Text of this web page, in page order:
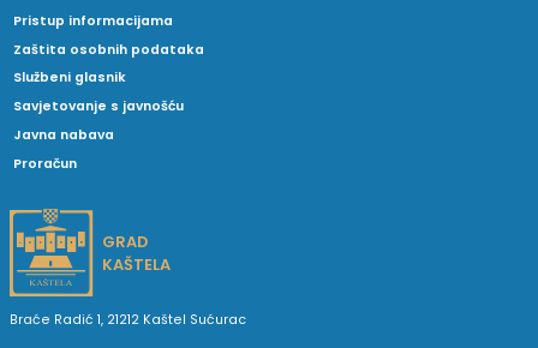
Pristup informacijama
Zaštita osobnih podataka
Službeni glasnik
Savjetovanje s javnošću
Javna nabava
Proračun
GRAD
KAŠTELA
Braće Radić 1, 21212 Kaštel Sućurac